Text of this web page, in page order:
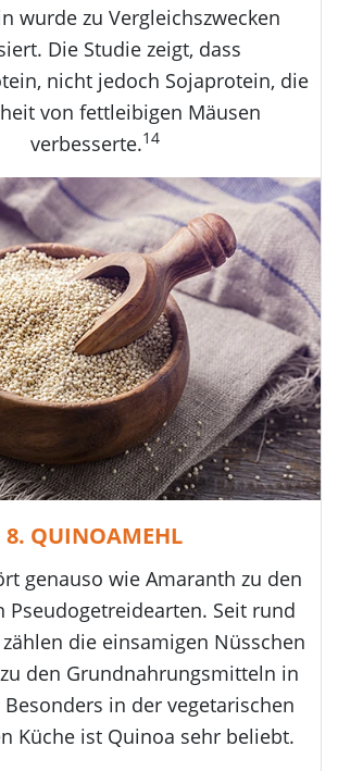
wurde zu Vergleichszwecken
Die Studie zeigt, dass
nicht jedoch Sojaprotein, die
von fettleibigen Mäusen
verbesserte.14
8. QUINOAMEHL
genauso wie Amaranth zu den
Pseudogetreidearten. Seit rund
zählen die einsamigen Nüsschen
den Grundnahrungsmitteln in
in der vegetarischen
Küche ist Quinoa sehr beliebt.